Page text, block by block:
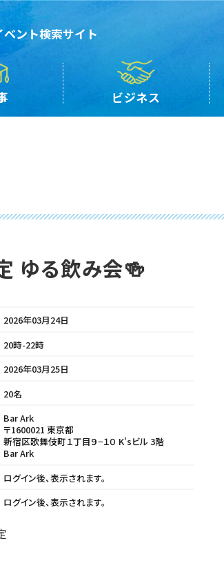
ント検索サイト
ビジネス
ゆる飲み会🍻
2026年03月24日
20時-22時
2026年03月25日
20名
Bar Ark
〒1600021 東京都
新宿区歌舞伎町１丁目９−１０ K'sビル 3階
Bar Ark
ログイン後、表示されます。
ログイン後、表示されます。